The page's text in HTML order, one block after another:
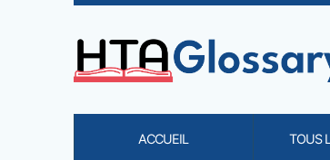
Site identity,
ACCUEIL TOUS